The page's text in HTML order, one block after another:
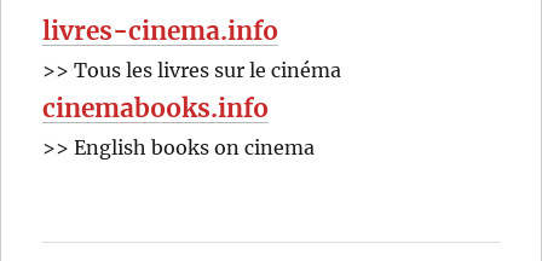
livres-cinema.info
>> Tous les livres sur le cinéma
cinemabooks.info
>> English books on cinema